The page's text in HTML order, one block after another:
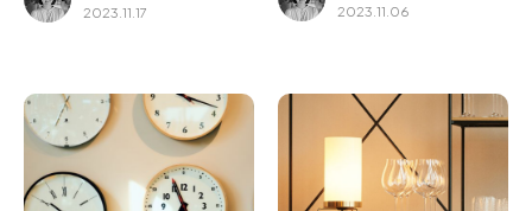
2023.11.17 2023.11.06